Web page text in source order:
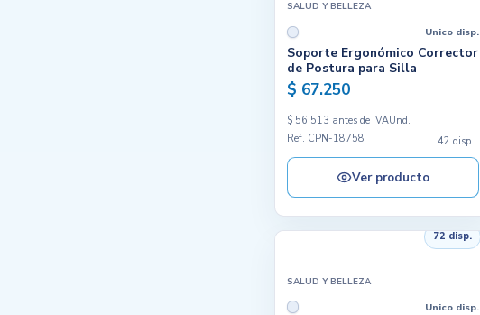
SALUD Y BELLEZA
Unico disp.
Soporte Ergonómico Corrector
de Postura para Silla
$ 67.250
$ 56.513 antes de IVAUnd.
Ref. CPN-18758
42 disp.
Ver producto
72 disp.
SALUD Y BELLEZA
Unico disp.